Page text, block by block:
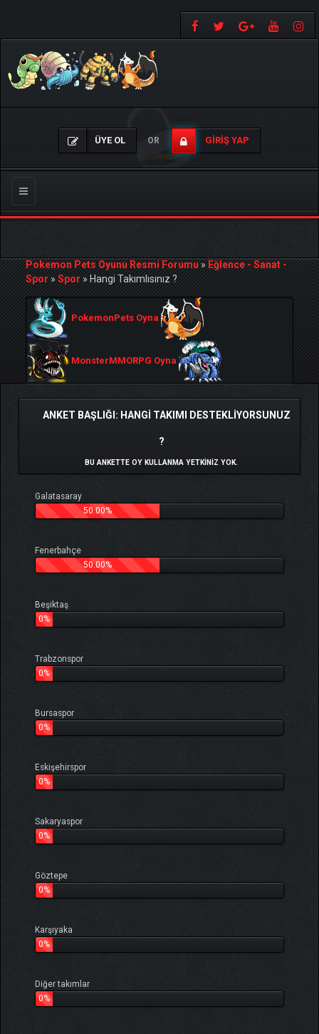
ÜYE OL OR GIRIŞ YAP
Gezinmeyi
Değiştir
Pokemon Pets Oyunu Resmi Forumu»Eğlence - Sanat -
Spor»Spor»Hangi Takımlısınız ?
PokemonPets Oyna
MonsterMMORPG Oyna
ANKET BAŞLIĞI: HANGI TAKIMI DESTEKLIYORSUNUZ
?
BU ANKETTE OY KULLANMA YETKINIZ YOK.
Galatasaray
50.00%
Fenerbahçe
50.00%
Beşiktaş
0%
Trabzonspor
0%
Bursaspor
0%
Eskişehirspor
0%
Sakaryaspor
0%
Göztepe
0%
Karşıyaka
0%
Diğer takımlar
0%